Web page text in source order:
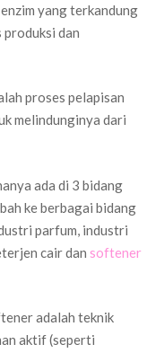
yang terkandung
produksi dan
proses pelapisan
melindunginya dari
ada di 3 bidang
ke berbagai bidang
parfum, industri
cair dan softener
adalah teknik
aktif (seperti